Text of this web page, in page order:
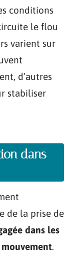
conditions
le flou
varient sur
d’autres
stabiliser
dans
de la prise de
dans les
.